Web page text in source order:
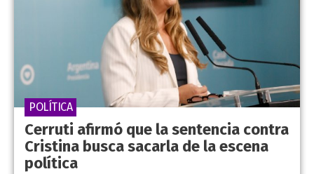
Cerruti afirmó que la sentencia contra
Cristina busca sacarla de la escena
política
POLÍTICA